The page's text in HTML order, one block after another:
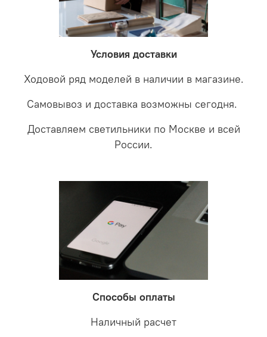
светильники на экспертизу производителю. После
проверки будет выясненная причина поломки и
соотношении с светодиодными. В этом случае покупая
LED светильники не только экономите деньги но еще
забудете что такое тусклость и недостаток освещения.
Условия доставки
Ходовой ряд моделей в наличии в магазине.
Самовывоз и доставка возможны сегодня.
Доставляем светильники по Москве и всей
России.
Способы оплаты
Наличный расчет